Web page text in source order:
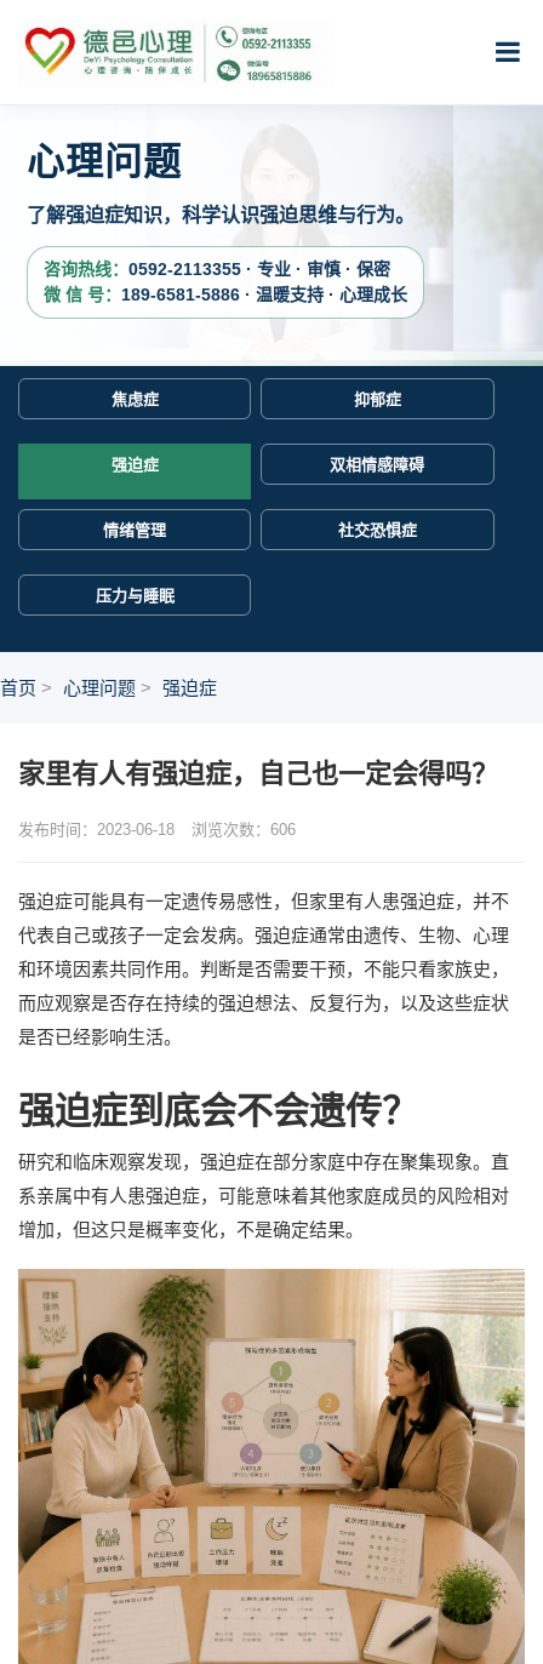
心理问题
了解强迫症知识，科学认识强迫思维与行为。
咨询热线： 0592-2113355 · 专业 · 审慎 · 保密
微 信 号： 189-6581-5886 · 温暖支持 · 心理成长
焦虑症 抑郁症
强迫症 双相情感障碍
情绪管理 社交恐惧症
压力与睡眠
首页 心理问题 强迫症
家里有人有强迫症，自己也一定会得吗？
发布时间：2023-06-18 浏览次数： 606
强迫症可能具有一定遗传易感性，但家里有人患强迫症，并不
代表自己或孩子一定会发病。强迫症通常由遗传、生物、心理
和环境因素共同作用。判断是否需要干预，不能只看家族史，
而应观察是否存在持续的强迫想法、反复行为，以及这些症状
是否已经影响生活。
强迫症到底会不会遗传？
研究和临床观察发现，强迫症在部分家庭中存在聚集现象。直
系亲属中有人患强迫症，可能意味着其他家庭成员的风险相对
增加，但这只是概率变化，不是确定结果。